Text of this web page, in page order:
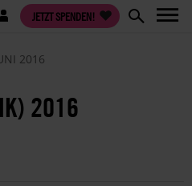
JETZT SPENDEN!
2016
2016